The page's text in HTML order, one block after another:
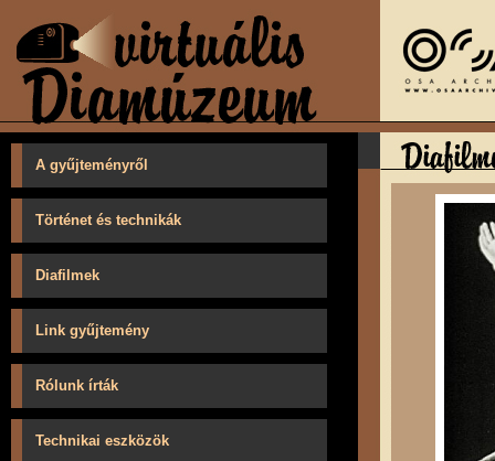
A gyűjteményről
Történet és technikák
Diafilmek
Link gyűjtemény
Rólunk írták
Technikai eszközök